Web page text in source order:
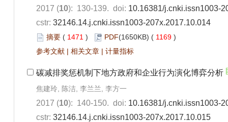
2017 (10): 130-139. doi: 10.16381/j.cnki.issn1003-
cstr: 32146.14.j.cnki.issn1003-207x.2017.10.014
摘要 ( 1471 ) PDF(1650KB) ( 1169 )
参考文献 | 相关文章 | 计量指标
碳减排奖惩机制下地方政府和企业行为演化博弈分析
焦建玲, 陈洁, 李兰兰, 李方一
2017 (10): 140-150. doi: 10.16381/j.cnki.issn1003-
cstr: 32146.14.j.cnki.issn1003-207x.2017.10.015